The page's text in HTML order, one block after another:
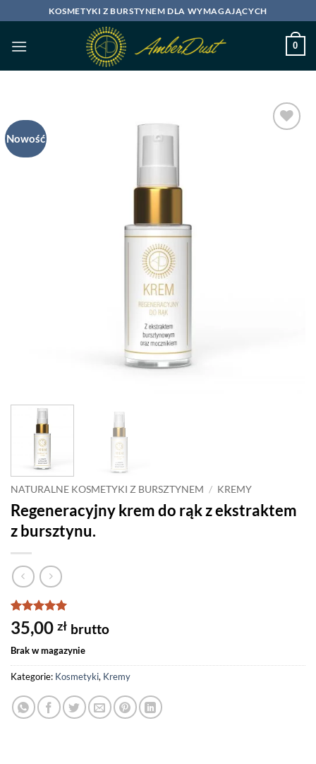
do
zawartości
KOSMETYKI Z BURSTYNEM DLA WYMAGAJĄCYCH
0
Nowość
NATURALNE KOSMETYKI Z BURSZTYNEM / KREMY
Regeneracyjny krem do rąk z ekstraktem
z bursztynu.
Oceniony5
na 5 na
podstawie
1
oceny
klienta
35,00 zł brutto
Brak w magazynie
Kategorie: Kosmetyki, Kremy